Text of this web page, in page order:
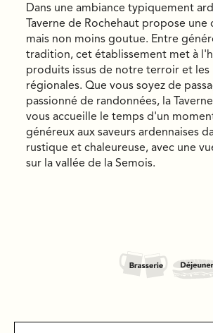
Dans une ambiance typiquement
Taverne de Rochehaut propose une
mais non moins goutue. Entre
tradition, cet établissement met à
produits issus de notre terroir et les
régionales. Que vous soyez de
passionné de randonnées, la
vous accueille le temps d'un
généreux aux saveurs ardennaises
rustique et chaleureuse, avec une
sur la vallée de la Semois.